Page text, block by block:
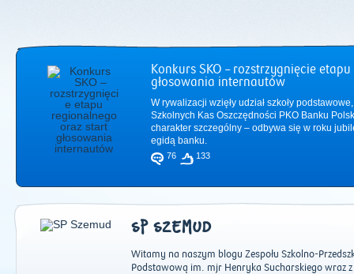
Konkurs SKO – rozstrzygnięcie
głosowania internautów
W rywalizacji wzięły udział szkoły
Szkolnych Kas Oszczędności PKO Banku
charakter szczególny – odbywa się w roku
egidą banku.
76 133
SP SZEMUD
Witamy na naszym blogu Zespołu Szkolno-
Podstawową im. mjr Henryka Sucharskiego wraz z